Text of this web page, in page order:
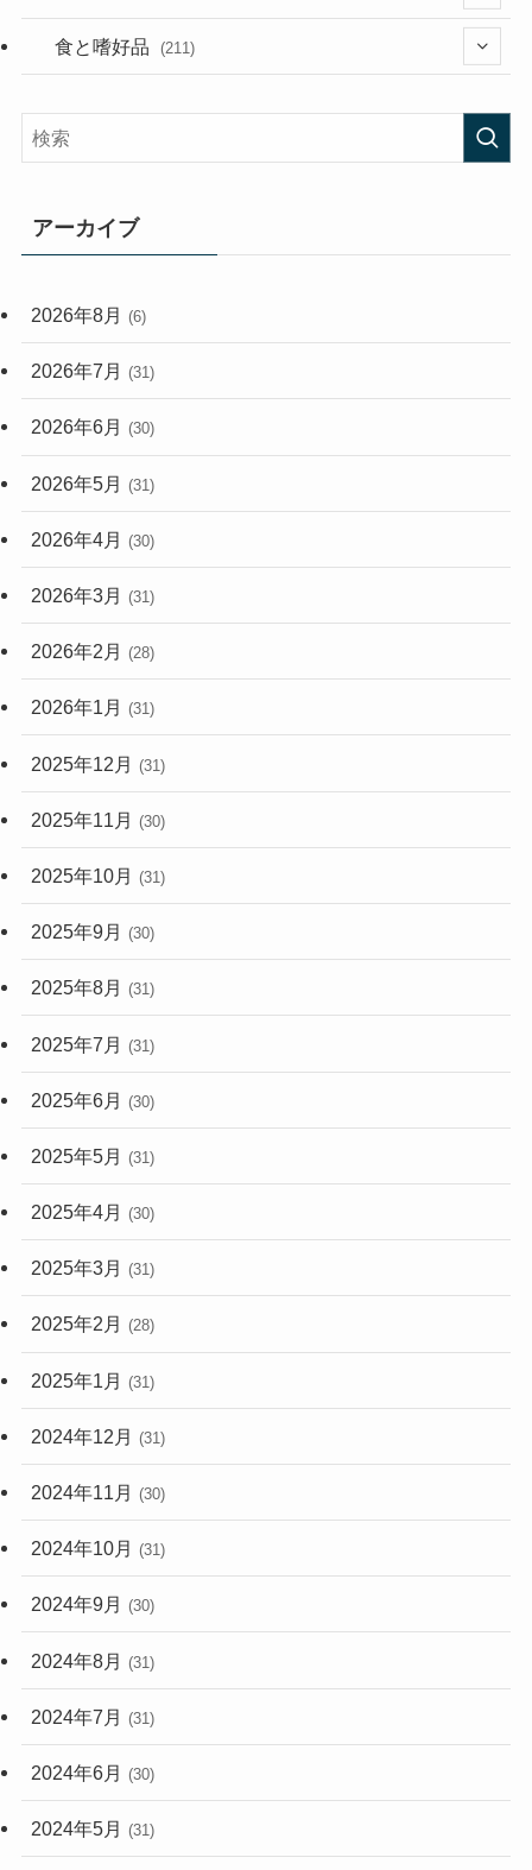
(282)
(33)
(248)
(56)
食と嗜好品 (211)
アーカイブ
2026年8月 (6)
2026年7月 (31)
2026年6月 (30)
2026年5月 (31)
2026年4月 (30)
2026年3月 (31)
2026年2月 (28)
2026年1月 (31)
2025年12月 (31)
2025年11月 (30)
2025年10月 (31)
2025年9月 (30)
2025年8月 (31)
2025年7月 (31)
2025年6月 (30)
2025年5月 (31)
2025年4月 (30)
2025年3月 (31)
2025年2月 (28)
2025年1月 (31)
2024年12月 (31)
2024年11月 (30)
2024年10月 (31)
2024年9月 (30)
2024年8月 (31)
2024年7月 (31)
2024年6月 (30)
2024年5月 (31)